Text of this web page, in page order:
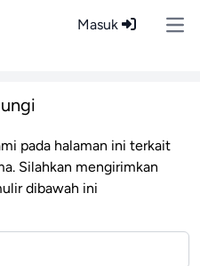
Masuk
pada halaman ini terkait
Silahkan mengirimkan
dibawah ini